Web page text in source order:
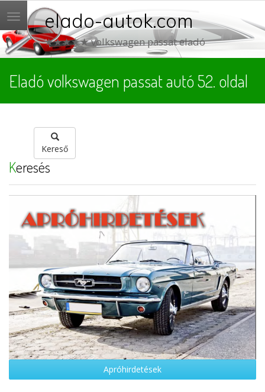
Menü elado-autok.com
★★★★★ volkswagen passat eladó
Eladó volkswagen passat autó 52. oldal
Kereső
Keresés
Apróhirdetések